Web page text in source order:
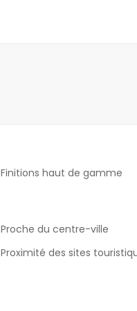
Finitions haut de gamme
Proche du centre-ville
Proximité des sites